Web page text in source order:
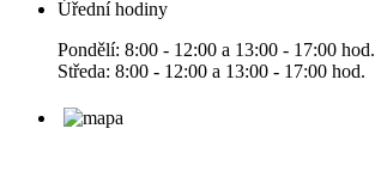
Úřední hodiny
Pondělí: 8:00 - 12:00 a 13:00 - 17:00 hod.
Středa: 8:00 - 12:00 a 13:00 - 17:00 hod.